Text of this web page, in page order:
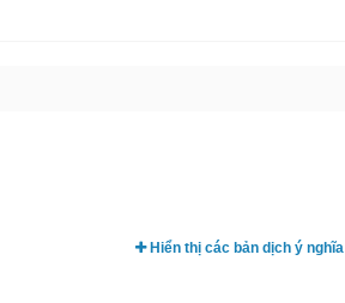
Hiển thị các bản dịch ý